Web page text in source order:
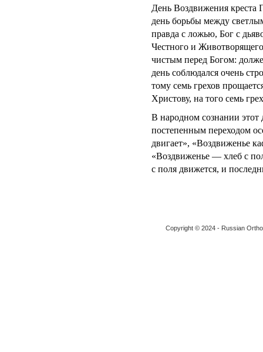
День Воздвижения креста
день борьбы между
правда с ложью, Бог с
Честного и
чистым перед Богом:
день соблюдался очень
тому семь грехов
Христову, на того семь
В народном сознании
постепенным переходом
двигает», «Воздвиженье
«Воздвиженье — хлеб с
с поля движется, и
Copyright © 2024 - Russian